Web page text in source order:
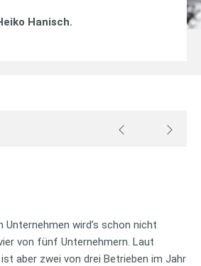
Hanisch.
Unternehmen wird’s schon nicht
von fünf Unternehmern. Laut
aber zwei von drei Betrieben im Jahr